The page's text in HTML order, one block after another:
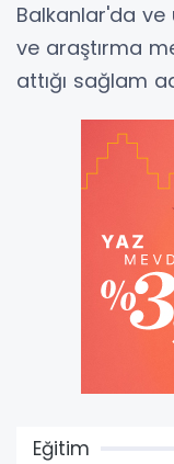
Balkanlar'da
ve araştırma
attığı sağlam
Eğitim